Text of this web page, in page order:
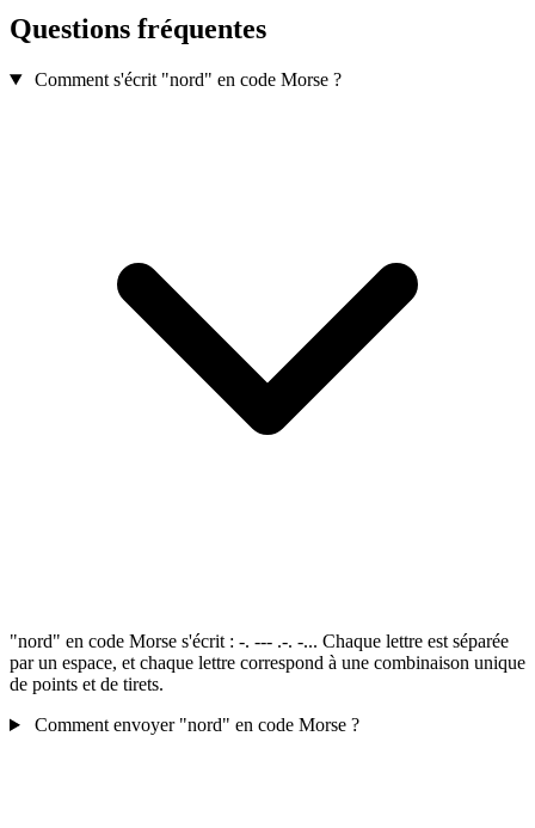
Questions fréquentes
Comment s'écrit "nord" en code Morse ?
"nord" en code Morse s'écrit : -. --- .-. -... Chaque lettre est séparée
par un espace, et chaque lettre correspond à une combinaison unique
de points et de tirets.
Comment envoyer "nord" en code Morse ?